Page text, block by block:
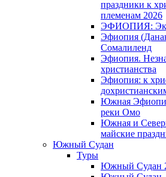
праздники к
племенам 2026
ЭФИОПИЯ:
Эфиопия
Cомалиленд
Эфиопия.
христианства
Эфиопия: к
Южная
реки Омо
Южная и
майские
Южный Судан
Туры
Южный Cудан